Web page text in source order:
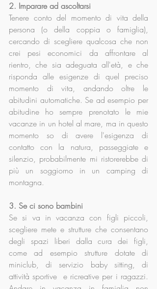
2. Imparare ad ascoltarsi
Tenere conto del momento di vita della
persona (o della coppia o famiglia),
cercando di scegliere qualcosa che non
crei pesi economici da affrontare al
rientro, che sia adeguata all'età, e che
risponda alle esigenze di quel preciso
momento di vita, andando oltre le
abitudini automatiche. Se ad esempio per
abitudine ho sempre prenotato le mie
vacanze in un hotel al mare, ma in questo
momento so di avere l'esigenza di
contatto con la natura, passeggiate e
silenzio, probabilmente mi ristorerebbe di
più un soggiorno in un camping di
montagna.
3. Se ci sono bambini
Se si va in vacanza con figli piccoli,
scegliere mete e strutture che consentano
degli spazi liberi dalla cura dei figli,
come ad esempio strutture dotate di
miniclub, di servizio baby sitting, di
attività sportive  e ricreative per i ragazzi.